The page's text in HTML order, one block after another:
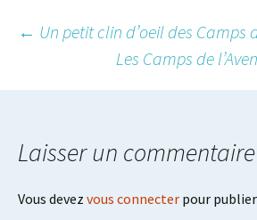
Post
navigation
← Un petit clin d’oeil des Camps
Les Camps de
Laisser un commentaire
Vous devez vous connecter pour